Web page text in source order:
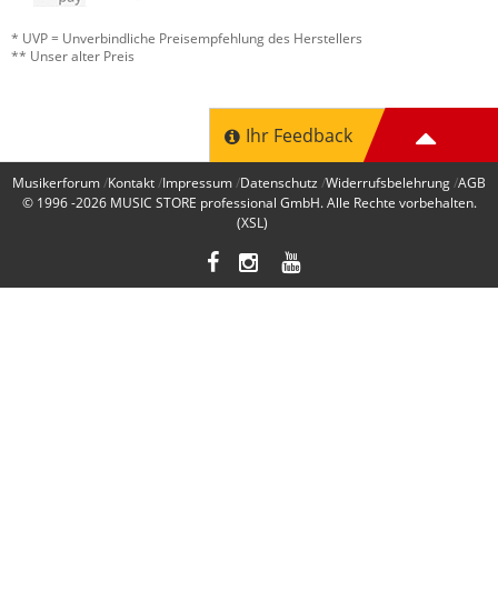
* UVP = Unverbindliche Preisempfehlung des Herstellers
** Unser alter Preis
Ihr Feedback
Musikerforum Kontakt Impressum Datenschutz Widerrufsbelehrung AGB
© 1996 -2026 MUSIC STORE professional GmbH. Alle Rechte vorbehalten.
(XSL)